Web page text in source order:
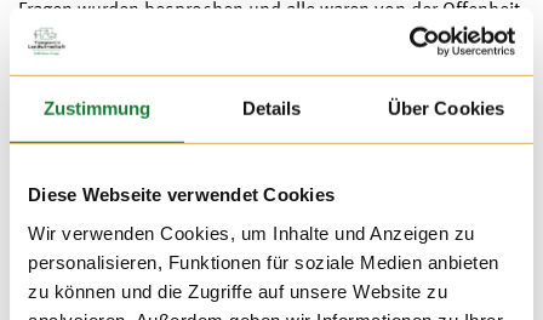
Zustimmung Details Über Cookies
Diese Webseite verwendet Cookies
Wir verwenden Cookies, um Inhalte und Anzeigen zu
personalisieren, Funktionen für soziale Medien anbieten
zu können und die Zugriffe auf unsere Website zu
Fragen wurden besprochen und alle waren von der Offenheit
sehr beeindruckt.